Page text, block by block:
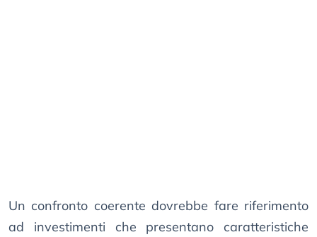
Un confronto coerente dovrebbe fare riferimento
ad investimenti che presentano caratteristiche